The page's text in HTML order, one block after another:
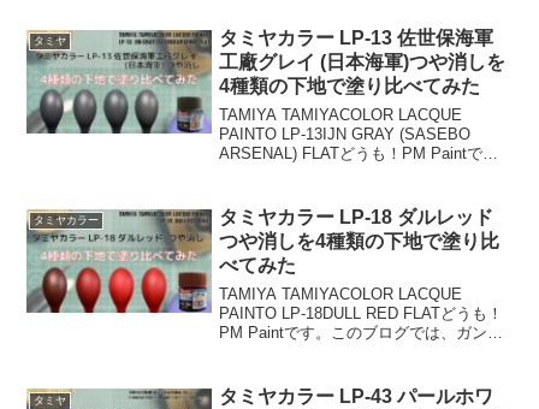
タミヤ
タミヤカラー LP-13 佐世保海軍
工廠グレイ (日本海軍)つや消しを
4種類の下地で塗り比べてみた
TAMIYA TAMIYACOLOR LACQUE
PAINTO LP-13IJN GRAY (SASEBO
ARSENAL) FLATどうも！PM Paintで
料につ...
タミヤカラー
タミヤカラー LP-18 ダルレッド
つや消しを4種類の下地で塗り比
べてみた
TAMIYA TAMIYACOLOR LACQUE
PAINTO LP-18DULL RED FLATどうも！
PM Paintです。このブログでは、ガンプ
す。お使いのモ...
タミヤ
タミヤカラー LP-43 パールホワ